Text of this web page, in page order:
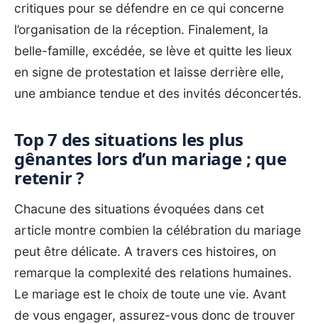
critiques pour se défendre en ce qui concerne
l’organisation de la réception. Finalement, la
belle-famille, excédée, se lève et quitte les lieux
en signe de protestation et laisse derrière elle,
une ambiance tendue et des invités déconcertés.
Top 7 des situations les plus
gênantes lors d’un mariage ; que
retenir ?
Chacune des situations évoquées dans cet
article montre combien la célébration du mariage
peut être délicate. A travers ces histoires, on
remarque la complexité des relations humaines.
Le mariage est le choix de toute une vie. Avant
de vous engager, assurez-vous donc de trouver